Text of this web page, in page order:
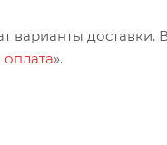
варианты
».